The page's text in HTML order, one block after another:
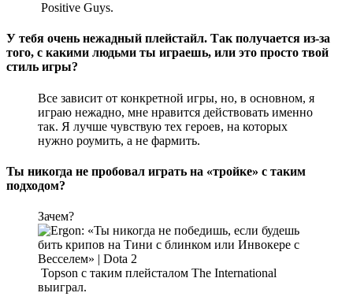
Positive Guys.
У тебя очень нежадный плейстайл. Так получается из-за
того, с какими людьми ты играешь, или это просто твой
стиль игры?
Все зависит от конкретной игры, но, в основном, я
играю нежадно, мне нравится действовать именно
так. Я лучше чувствую тех героев, на которых
нужно роумить, а не фармить.
Ты никогда не пробовал играть на «тройке» с таким
подходом?
Зачем?
Topson с таким плейсталом The International
выиграл.